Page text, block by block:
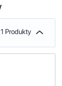
1 Produkty